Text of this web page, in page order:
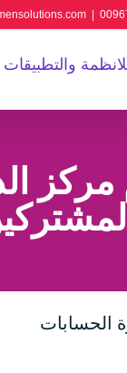
الحسابات